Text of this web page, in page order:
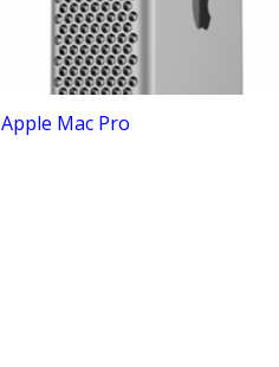
Apple Mac Pro